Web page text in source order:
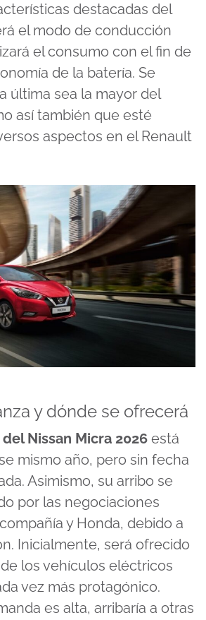
destacadas del
el modo de conducción
el consumo con el fin de
de la batería. Se
última sea la mayor del
así también que esté
aspectos en elRenault
y dónde se ofrecerá
Nissan Micra 2026 está
mismo año, pero sin fecha
Asimismo, su arribo se
por las negociaciones
y Honda, debido a
Inicialmente, será ofrecido
los vehículos eléctricos
vez más protagónico.
es alta, arribaría a otras